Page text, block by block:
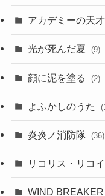
アカデミーの天
光が死んだ夏 (9)
顔に泥を塗る (2)
よふかしのうた
炎炎ノ消防隊 (36)
リコリス・リコ
WIND BREAKER